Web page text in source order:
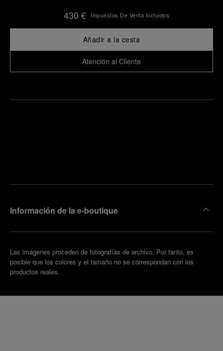
430 € Impuestos De Venta Incluidos
Añadir a la cesta
Atención al Cliente
Información de la e-boutique
Las imágenes proceden de fotografías de archivo. Por tanto, es
posible que los colores y el tamaño no se correspondan con los
productos reales.